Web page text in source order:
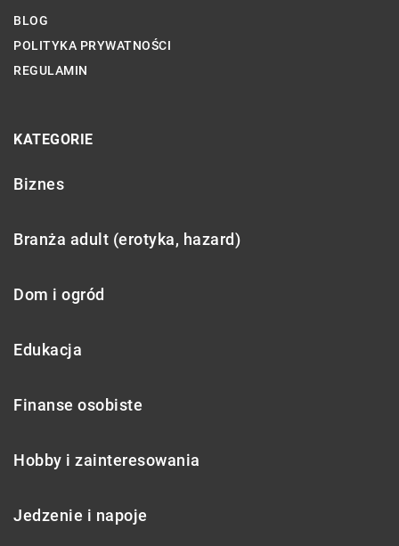
BLOG
POLITYKA PRYWATNOŚCI
REGULAMIN
KATEGORIE
Biznes
Branża adult (erotyka, hazard)
Dom i ogród
Edukacja
Finanse osobiste
Hobby i zainteresowania
Jedzenie i napoje